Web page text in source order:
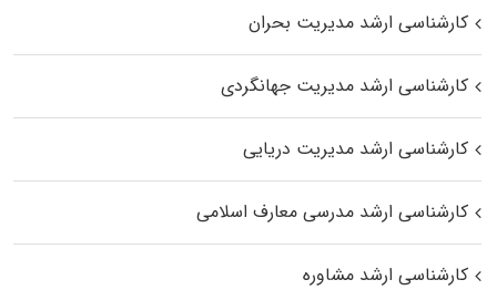
کارشناسی ارشد مدیریت بحران
کارشناسی ارشد مدیریت جهانگردی
کارشناسی ارشد مدیریت دریایی
کارشناسی ارشد مدرسی معارف اسلامی
کارشناسی ارشد مشاوره